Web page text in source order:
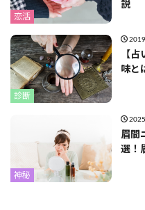
恋活
説
診断
【
味と
神秘
眉間
選！